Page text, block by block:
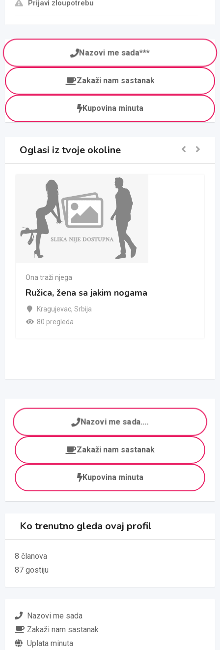
Prijavi zloupotrebu
Nazovi me sada***
Zakaži nam sastanak
Kupovina minuta
Oglasi iz tvoje okoline
Ona traži njega
Ružica, žena sa jakim nogama
Kragujevac, Srbija
80 pregleda
Nazovi me sada....
Zakaži nam sastanak
Kupovina minuta
Ko trenutno gleda ovaj profil
8 članova
87 gostiju
Nazovi me sada
Zakaži nam sastanak
Uplata minuta